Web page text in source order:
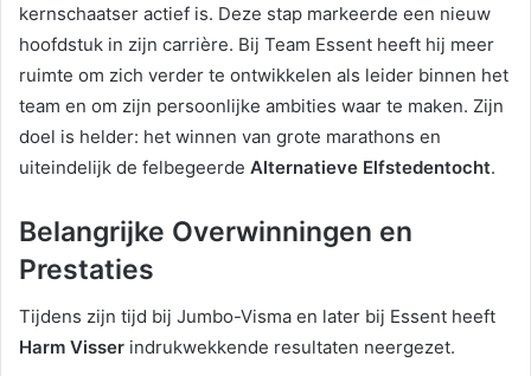
kernschaatser actief is. Deze stap markeerde een nieuw
hoofdstuk in zijn carrière. Bij Team Essent heeft hij meer
ruimte om zich verder te ontwikkelen als leider binnen het
team en om zijn persoonlijke ambities waar te maken. Zijn
doel is helder: het winnen van grote marathons en
uiteindelijk de felbegeerde Alternatieve Elfstedentocht.
Belangrijke Overwinningen en
Prestaties
Tijdens zijn tijd bij Jumbo-Visma en later bij Essent heeft
Harm Visser indrukwekkende resultaten neergezet.